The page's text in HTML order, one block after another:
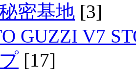
密基地 [3]
GUZZI V7
[17]